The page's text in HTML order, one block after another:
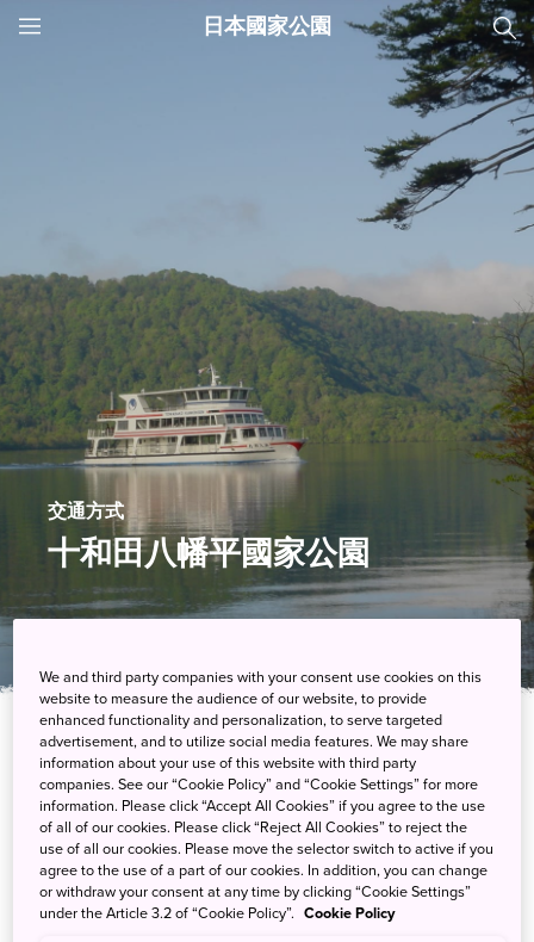
JNTO
日本國家公園
交通方式
十和田八幡平國家公園
從東京出發 3-5 小時
We and third party companies with your consent use cookies on this
website to measure the audience of our website, to provide
enhanced functionality and personalization, to serve targeted
advertisement, and to utilize social media features. We may share
information about your use of this website with third party
companies. See our “Cookie Policy” and “Cookie Settings” for more
information. Please click “Accept All Cookies” if you agree to the use
of all of our cookies. Please click “Reject All Cookies” to reject the
use of all our cookies. Please move the selector switch to active if you
agree to the use of a part of our cookies. In addition, you can change
or withdraw your consent at any time by clicking “Cookie Settings”
under the Article 3.2 of “Cookie Policy”. Cookie Policy